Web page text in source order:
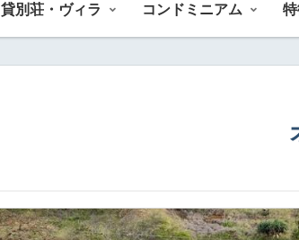
貸別荘・ヴィラ コンドミニアム